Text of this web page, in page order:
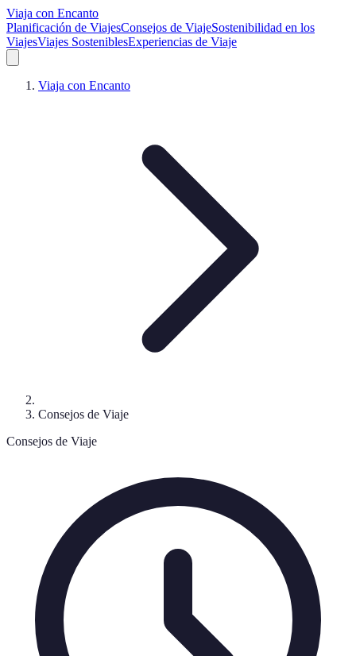
Viaja con Encanto
Planificación de ViajesConsejos de ViajeSostenibilidad en los
ViajesViajes SosteniblesExperiencias de Viaje
Viaja con Encanto
Consejos de Viaje
Consejos de Viaje